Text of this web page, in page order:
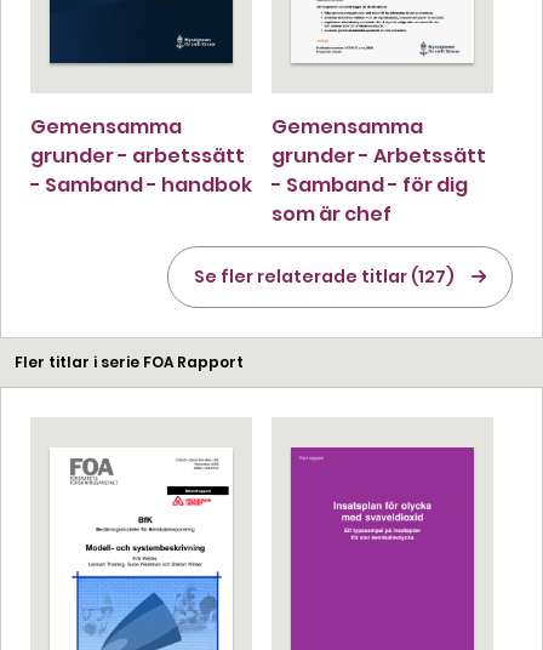
Gemensamma
grunder - arbetssätt
- Samband - handbok
Gemensamma
grunder - Arbetssätt
- Samband - för dig
som är chef
Se fler relaterade titlar (127)
Fler titlar i serie FOA Rapport